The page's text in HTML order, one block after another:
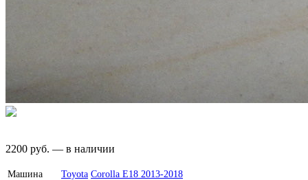
2200 руб. — в наличии
Машина Toyota Corolla E18 2013-2018